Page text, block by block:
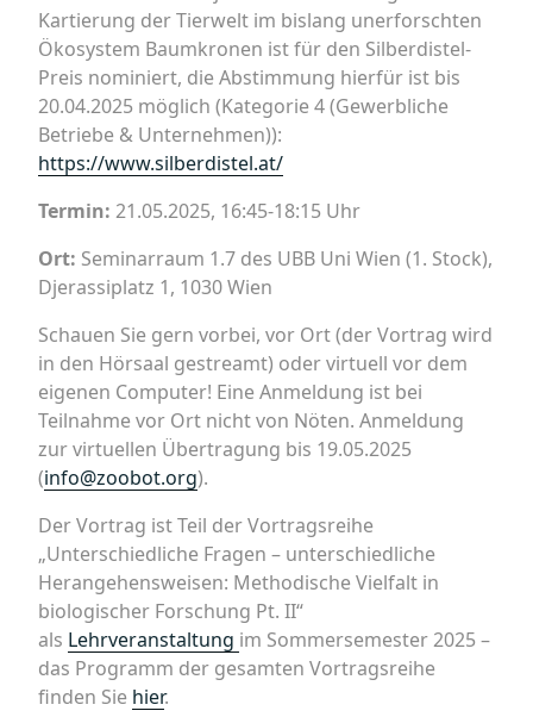
Kartierung der Tierwelt im bislang unerforschten
Ökosystem Baumkronen ist für den Silberdistel-
Preis nominiert, die Abstimmung hierfür ist bis
20.04.2025 möglich (Kategorie 4 (Gewerbliche
Betriebe & Unternehmen)):
https://www.silberdistel.at/
Termin: 21.05.2025, 16:45-18:15 Uhr
Ort: Seminarraum 1.7 des UBB Uni Wien (1. Stock),
Djerassiplatz 1, 1030 Wien
Schauen Sie gern vorbei, vor Ort (der Vortrag wird
in den Hörsaal gestreamt) oder virtuell vor dem
eigenen Computer! Eine Anmeldung ist bei
Teilnahme vor Ort nicht von Nöten. Anmeldung
zur virtuellen Übertragung bis 19.05.2025
(info@zoobot.org).
Der Vortrag ist Teil der Vortragsreihe
„Unterschiedliche Fragen – unterschiedliche
Herangehensweisen: Methodische Vielfalt in
biologischer Forschung Pt. II“
als Lehrveranstaltung im Sommersemester 2025 –
das Programm der gesamten Vortragsreihe
finden Sie hier.